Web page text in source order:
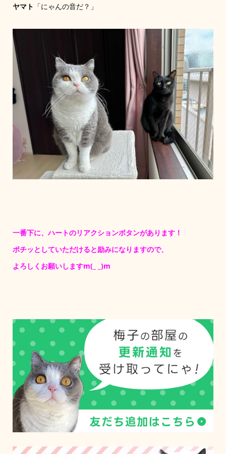
ヤマト 「にゃんの音だ？」
一番下に、ハートのリアクションボタンがあります！
ポチッとしていただけると励みになりますので、
よろしくお願いしますm(_ _)m